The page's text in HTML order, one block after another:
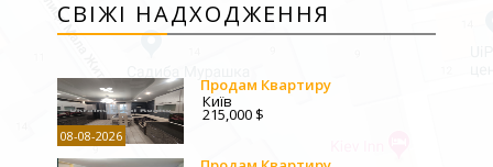
СВІЖІ НАДХОДЖЕННЯ
08-08-2026
Продам Квартиру
Київ
215,000 $